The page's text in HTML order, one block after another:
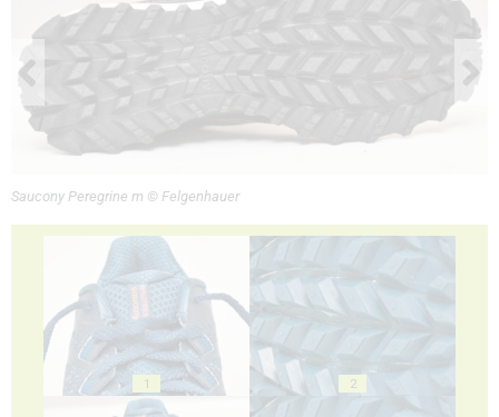
Saucony Peregrine m © Felgenhauer
1 2